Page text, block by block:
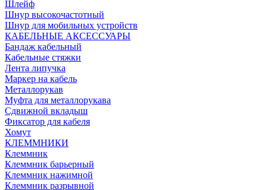
Шлейф
Шнур высокочастотный
Шнур для мобильных устройств
КАБЕЛЬНЫЕ АКСЕССУАРЫ
Бандаж кабельный
Кабельные стяжки
Лента липучка
Маркер на кабель
Металлорукав
Муфта для металлорукава
Сдвижной вкладыш
Фиксатор для кабеля
Хомут
КЛЕММНИКИ
Клеммник
Клеммник барьерный
Клеммник нажимной
Клеммник разрывной